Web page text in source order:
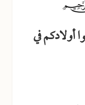
أولادكم في